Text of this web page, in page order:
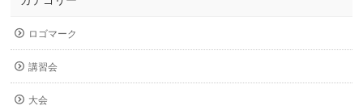
ロゴマーク
講習会
大会